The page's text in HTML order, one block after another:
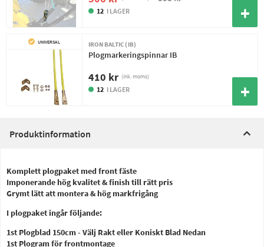
12 I LAGER
UNIVERSAL IRON BALTIC (IB)
Plogmarkeringspinnar IB
410 kr (ink. moms)
12 I LAGER
Produktinformation
Komplett plogpaket med front fäste
Imponerande hög kvalitet & finish till rätt pris
Grymt lätt att montera & hög markfrigång
I plogpaket ingår följande:
1st Plogblad 150cm - Välj Rakt eller Koniskt Blad Nedan
1st Plogram för frontmontage